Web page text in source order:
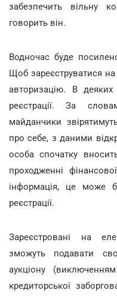
забезпечить вільну
говорить він.
Водночас буде
Щоб зареєструватися
авторизацію. В
реєстрації. За
майданчики
про себе, з даними
особа спочатку
проходженні
інформація, це може
реєстрації.
Зареєстровані на
зможуть подавати
аукціону
кредиторської